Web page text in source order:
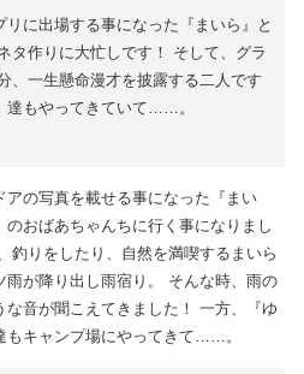
に出場する事になった『まいら』と
タ作りに大忙しです！ そして、グラ
、一生懸命漫才を披露する二人です
達もやってきていて……。
アの写真を載せる事になった『まい
のおばあちゃんちに行く事になりまし
釣りをしたり、自然を満喫するまいら
雨が降り出し雨宿り。 そんな時、雨の
な音が聞こえてきました！ 一方、『ゆ
もキャンプ場にやってきて……。